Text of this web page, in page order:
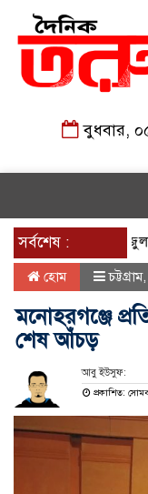
বুধবার,
সর্বশেষ :
জুলাই
হোম চট্টগ্রাম
মনোহরগঞ্জে
শেষ আঁচড়
আবু ইউসুফ:
প্রকাশিত: